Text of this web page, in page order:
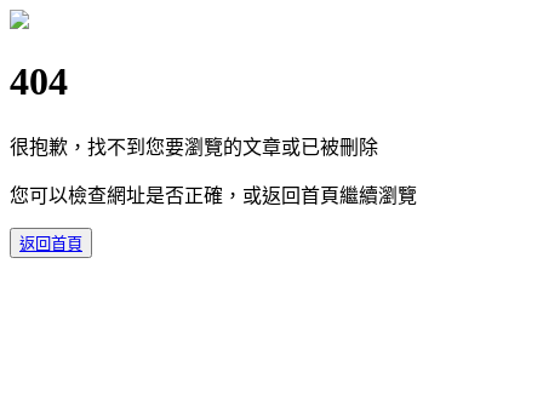
404
很抱歉，找不到您要瀏覽的文章或已被刪除
您可以檢查網址是否正確，或返回首頁繼續瀏覽
返回首頁